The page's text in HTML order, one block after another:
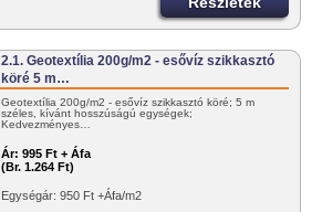
2.1. Geotextília 200g/m2 - esővíz szikkasztó
köré 5 m…
Geotextília 200g/m2 - esővíz szikkasztó köré; 5 m
széles, kívánt hosszúságú egységek;
Kedvezményes…
Ár: 995 Ft + Áfa
(Br. 1.264 Ft)
Egységár: 950 Ft +Áfa/m2